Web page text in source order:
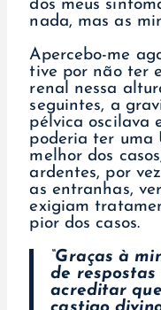
dos meus
nada, mas as
Apercebo-me
tive por não ter
renal nessa
seguintes, a
pélvica oscilava
poderia ter uma
melhor dos
ardentes, por
as entranhas,
exigiam
pior dos casos.
“Graças à
de respostas
acreditar